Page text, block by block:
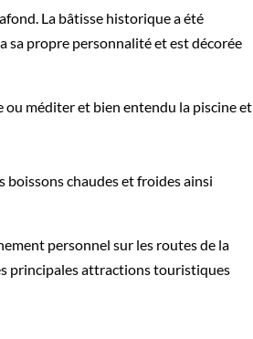
La bâtisse historique a été
sa propre personnalité et est décorée
ou méditer et bien entendu la piscine et
boissons chaudes et froides ainsi
personnel sur les routes de la
principales attractions touristiques